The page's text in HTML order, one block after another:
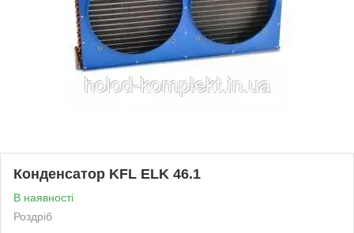
Конденсатор KFL ELK 46.1
В наявності
Роздріб